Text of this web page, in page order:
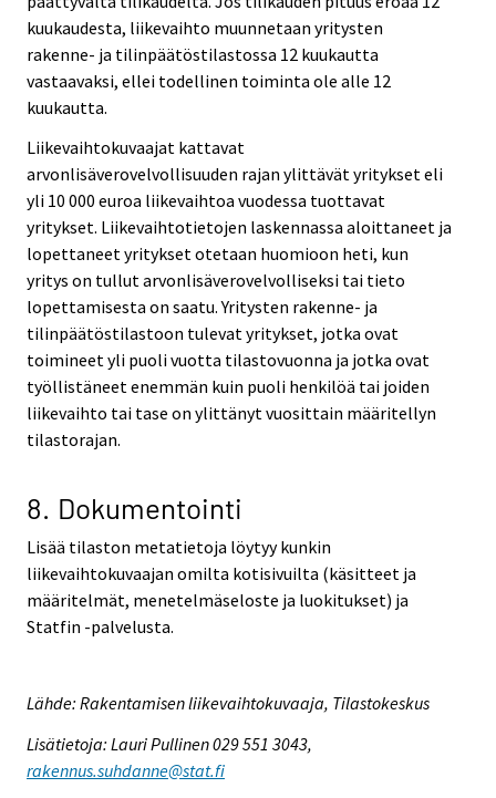
kuukaudesta, liikevaihto muunnetaan yritysten
rakenne- ja tilinpäätöstilastossa 12 kuukautta
vastaavaksi, ellei todellinen toiminta ole alle 12
kuukautta.
Liikevaihtokuvaajat kattavat
arvonlisäverovelvollisuuden rajan ylittävät yritykset eli
yli 10 000 euroa liikevaihtoa vuodessa tuottavat
yritykset. Liikevaihtotietojen laskennassa aloittaneet ja
lopettaneet yritykset otetaan huomioon heti, kun
yritys on tullut arvonlisäverovelvolliseksi tai tieto
lopettamisesta on saatu. Yritysten rakenne- ja
tilinpäätöstilastoon tulevat yritykset, jotka ovat
toimineet yli puoli vuotta tilastovuonna ja jotka ovat
työllistäneet enemmän kuin puoli henkilöä tai joiden
liikevaihto tai tase on ylittänyt vuosittain määritellyn
tilastorajan.
8. Dokumentointi
Lisää tilaston metatietoja löytyy kunkin
liikevaihtokuvaajan omilta kotisivuilta (käsitteet ja
määritelmät, menetelmäseloste ja luokitukset) ja
Statfin -palvelusta.
Lähde: Rakentamisen liikevaihtokuvaaja, Tilastokeskus
Lisätietoja: Lauri Pullinen 029 551 3043,
rakennus.suhdanne@stat.fi